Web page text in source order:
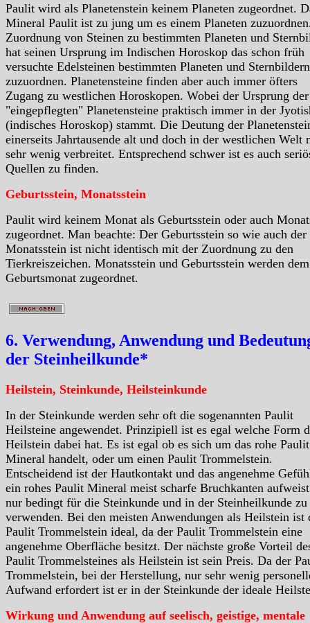
Paulit wird als Planetenstein keinem Planeten zugeordnet.
Mineral Paulit ist zu jung um es einem Planeten
Zuordnung von Steinen zu bestimmten Planeten und
hat seinen Ursprung im Indischen Horoskop das schon früh
versuchte Edelsteinen bestimmten Planeten und Sternbildern
zuzuordnen. Planetensteine finden aber auch immer öfters
Zugang zu westlichen Horoskopen. Wobei der Ursprung der
"eingepflegten" Planetensteine praktisch immer in der
(indisches Horoskop) stammt. Die Deutung der
einerseits Jahrtausende alt und doch in der westlichen Welt
sehr wenig verbreitet. Entsprechend schwer ist es auch
Quellen zu finden.
Geburtsstein, Monatsstein
Paulit wird keinem Monat als Geburtsstein oder auch
zugeordnet. Man beachte: Der Geburtsstein so wie auch der
Monatsstein ist nicht identisch mit der Zuordnung zu den
Tierkreiszeichen. Monatsstein und Geburtsstein werden dem
Geburtsmonat zugeordnet.
6. Verwendung, Anwendung und
der Steinheilkunde*
Heilstein, Steinkunde, Heilsteinkunde
In der Steinkunde werden sehr oft die sogenannten Paulit
Heilsteine angewendet. Prinzipiell ist es egal welche Form
Heilstein dabei hat. Es ist egal ob es sich um das rohe Paulit
Mineral handelt, oder um einen Paulit Trommelstein.
Entscheidend ist der Hautkontakt und das angenehme
ein rohes Paulit Mineral meist scharfe Bruchkanten
nur bedingt für die Steinkunde und in der Steinheilkunde zu
verwenden. Bei den meisten Anwendungen als Heilstein ist
Paulit Trommelstein ideal, da der Paulit Trommelstein eine
angenehme Oberfläche besitzt. Der nächste große Vorteil
Paulit Trommelsteines als Heilstein ist sein Preis. Da der
Trommelstein, bei der Herstellung, nur sehr wenig
Aufwand erfordert ist er in der Steinkunde der ideale
Wirkung und Anwendung auf seelisch, geistige, mentale